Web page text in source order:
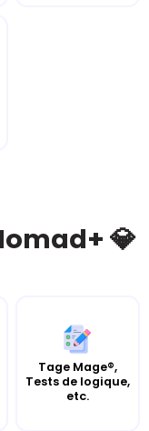
💎
Tage Mage®,
Tests de logique,
etc.